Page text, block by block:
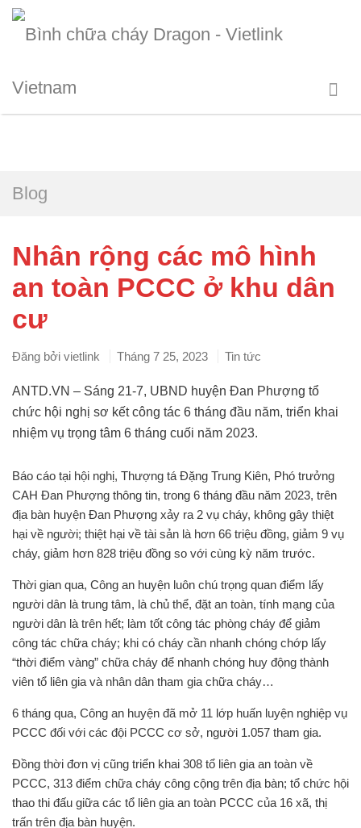
Blog
Nhân rộng các mô hình
an toàn PCCC ở khu dân
cư
Đăng bởi vietlink Tháng 7 25, 2023 Tin tức
ANTD.VN – Sáng 21-7, UBND huyện Đan Phượng tổ
chức hội nghị sơ kết công tác 6 tháng đầu năm, triển khai
nhiệm vụ trọng tâm 6 tháng cuối năm 2023.
Báo cáo tại hội nghị, Thượng tá Đặng Trung Kiên, Phó trưởng
CAH Đan Phượng thông tin, trong 6 tháng đầu năm 2023, trên
địa bàn huyện Đan Phượng xảy ra 2 vụ cháy, không gây thiệt
hại về người; thiệt hại về tài sản là hơn 66 triệu đồng, giảm 9 vụ
cháy, giảm hơn 828 triệu đồng so với cùng kỳ năm trước.
Thời gian qua, Công an huyện luôn chú trọng quan điểm lấy
người dân là trung tâm, là chủ thể, đặt an toàn, tính mạng của
người dân là trên hết; làm tốt công tác phòng cháy để giảm
công tác chữa cháy; khi có cháy cần nhanh chóng chớp lấy
“thời điểm vàng” chữa cháy để nhanh chóng huy động thành
viên tổ liên gia và nhân dân tham gia chữa cháy…
6 tháng qua, Công an huyện đã mở 11 lớp huấn luyện nghiệp vụ
PCCC đối với các đội PCCC cơ sở, người 1.057 tham gia.
Đồng thời đơn vị cũng triển khai 308 tổ liên gia an toàn về
PCCC, 313 điểm chữa cháy công cộng trên địa bàn; tổ chức hội
thao thi đấu giữa các tổ liên gia an toàn PCCC của 16 xã, thị
trấn trên địa bàn huyện.